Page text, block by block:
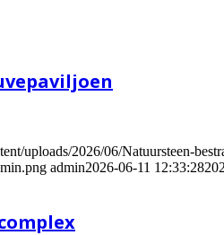
uploads/2026/06/Natuursteen-
admin2026-06-11 12:33:28